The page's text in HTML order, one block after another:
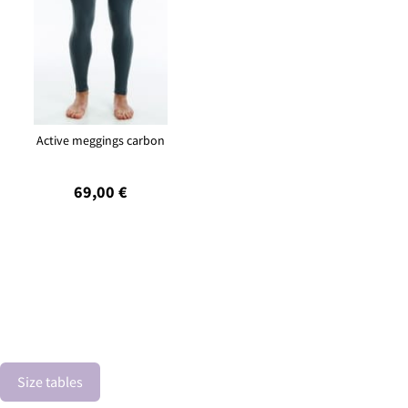
Active meggings carbon
69,00 €
Size tables